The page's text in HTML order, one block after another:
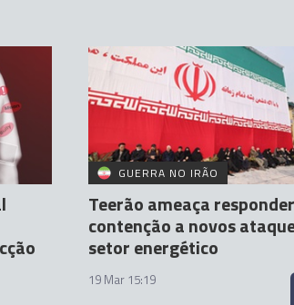
GUERRA NO IRÃO
Teerão ameaça
contenção a novos
setor energético
19 Mar 15:19